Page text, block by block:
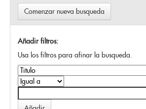
Comenzar nueva busqueda
Añadir filtros:
Usa los filtros para afinar la busqueda.